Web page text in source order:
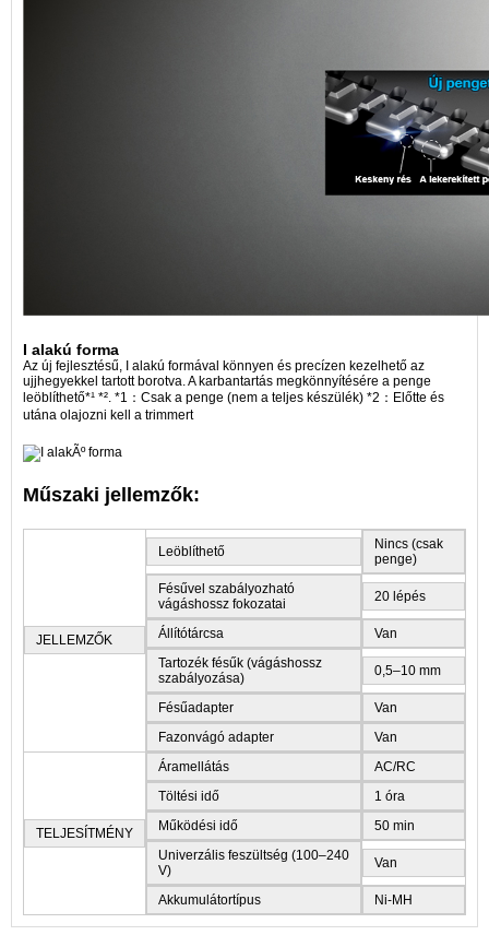
I alakú forma
Az új fejlesztésű, I alakú formával könnyen és precízen kezelhető az
ujjhegyekkel tartott borotva. A karbantartás megkönnyítésére a penge
leöblíthető*¹ *². *1：Csak a penge (nem a teljes készülék) *2：Előtte és
utána olajozni kell a trimmert
Műszaki jellemzők:
JELLEMZŐK
Leöblíthető
Nincs (csak
penge)
Fésűvel szabályozható
vágáshossz fokozatai
20 lépés
Állítótárcsa
Van
Tartozék fésűk (vágáshossz
szabályozása)
0,5–10 mm
Fésűadapter
Van
Fazonvágó adapter
Van
TELJESÍTMÉNY
Áramellátás
AC/RC
Töltési idő
1 óra
Működési idő
50 min
Univerzális feszültség (100–240
V)
Van
Akkumulátortípus Ni-MH